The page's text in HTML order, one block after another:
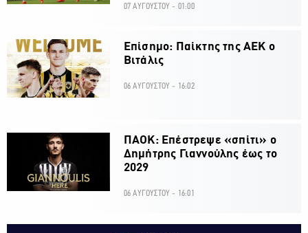
07 ΑΥΓΟΥΣΤΟΥ - 01:00
Επίσημο: Παίκτης της ΑΕΚ ο
Βιτάλις
06 ΑΥΓΟΥΣΤΟΥ - 16:02
ΠΑΟΚ: Επέστρεψε «σπίτι» ο
Δημήτρης Γιαννούλης έως το
2029
06 ΑΥΓΟΥΣΤΟΥ - 16:01